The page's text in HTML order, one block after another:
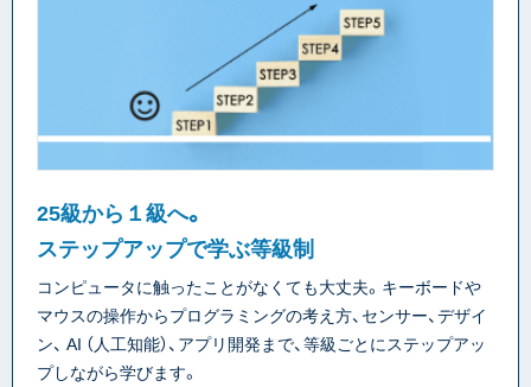
25級から１級へ。
ステップアップで学ぶ等級制
コンピュータに触ったことがなくても大丈夫。キーボードや
マウスの操作からプログラミングの考え方、センサー、デザイ
ン、 AI （人工知能）、アプリ開発まで、等級ごとにステップアッ
プしながら学びます。